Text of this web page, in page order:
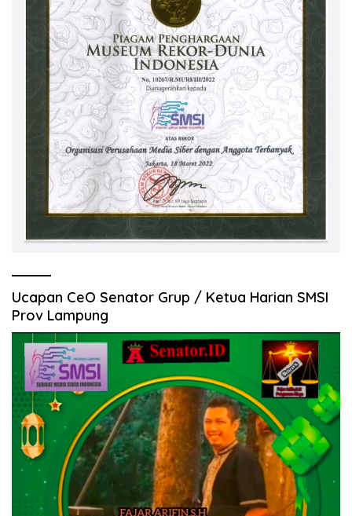
Ucapan CeO Senator Grup / Ketua Harian SMSI
Prov Lampung